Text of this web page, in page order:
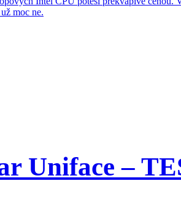
moc ne.
Uniface –